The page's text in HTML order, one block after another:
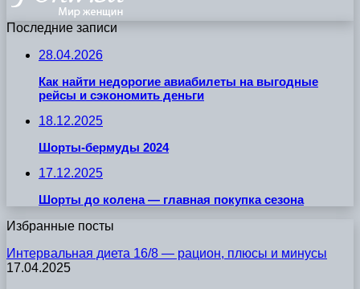
Последние записи
28.04.2026
Как найти недорогие авиабилеты на выгодные
рейсы и сэкономить деньги
18.12.2025
Шорты-бермуды 2024
17.12.2025
Шорты до колена — главная покупка сезона
Избранные посты
Интервальная диета 16/8 — рацион, плюсы и минусы
17.04.2025